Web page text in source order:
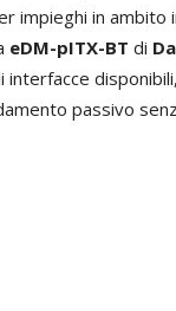
impieghi in ambito
eDM-pITX-BT di
passivo